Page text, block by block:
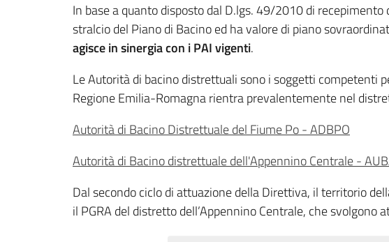
In base a quanto disposto dal D.lgs. 49/2010 di
stralcio del Piano di Bacino ed ha valore di piano
agisce in sinergia con i PAI vigenti.
Le Autorità di bacino distrettuali sono i soggetti competenti
Regione Emilia-Romagna rientra prevalentemente nel
Autorità di Bacino Distrettuale del Fiume Po - ADBPO
Autorità di Bacino distrettuale dell'Appennino Centrale -
Dal secondo ciclo di attuazione della Direttiva, il territorio
il PGRA del distretto dell’Appennino Centrale, che